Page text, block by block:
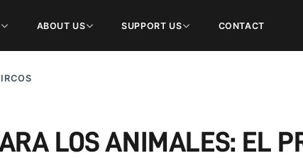
ABOUT US SUPPORT US CONTACT
LOS ANIMALES: EL